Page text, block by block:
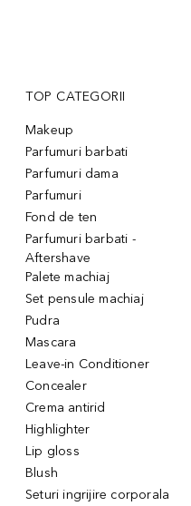
TOP CATEGORII
Makeup
Parfumuri barbati
Parfumuri dama
Parfumuri
Fond de ten
Parfumuri barbati -
Aftershave
Palete machiaj
Set pensule machiaj
Pudra
Mascara
Leave-in Conditioner
Concealer
Crema antirid
Highlighter
Lip gloss
Blush
Seturi ingrijire corporala